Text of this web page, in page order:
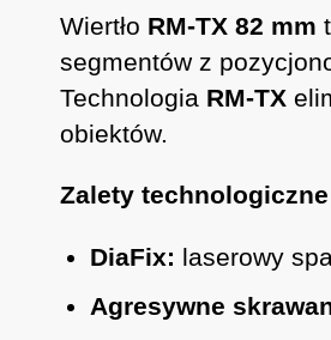
Wiertło RM-TX 82 mm
segmentów z
Technologia RM-TX
obiektów.
Zalety
DiaFix: laserowy
Agresywne